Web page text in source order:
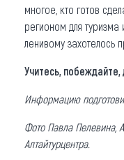
многое, кто готов
регионом для
ленивому захотелось
Учитесь, побеждайте,
Информацию
Фото Павла Пелевина,
Алтайтурцентра.